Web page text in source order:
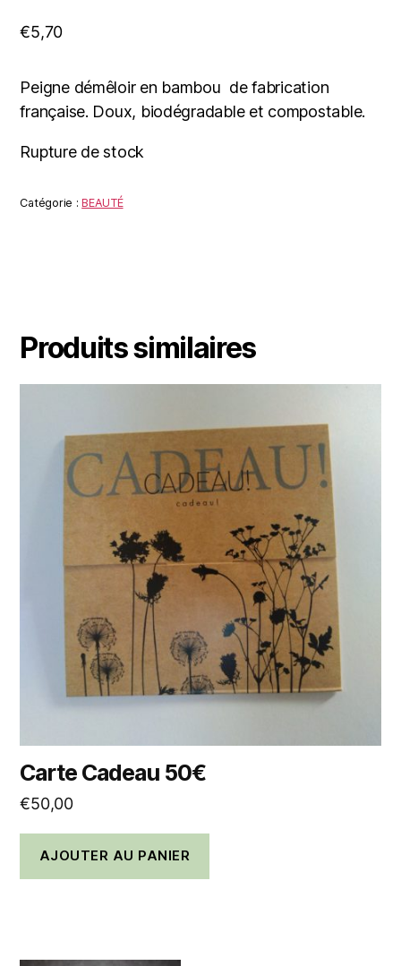
€5,70
Peigne démêloir en bambou de fabrication
française. Doux, biodégradable et compostable.
Rupture de stock
Catégorie :BEAUTÉ
Produits similaires
Carte Cadeau 50€
€50,00
AJOUTER AU PANIER